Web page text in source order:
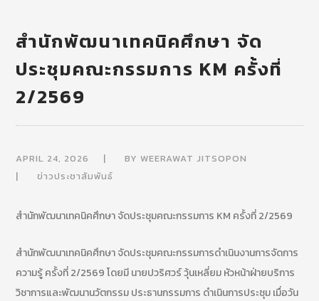
สำนักพัฒนาเทคนิคศึกษา จัด
ประชุมคณะกรรมการ KM ครั้งที่
2/2569
APRIL 24, 2026 BYWEERAWAT JITSOPON
ข่าวประชาสัมพันธ์
สำนักพัฒนาเทคนิคศึกษา จัดประชุมคณะกรรมการ KM ครั้งที่ 2/2569
สำนักพัฒนาเทคนิคศึกษา จัดประชุมคณะกรรมการดำเนินงานการจัดการ
ความรู้ ครั้งที่ 2/2569 โดยมี นายปวริศวร์ วุ้นเหลี่ยม หัวหน้าฝ่ายบริการ
วิชาการและพัฒนานวัตกรรม ประธานกรรมการ ดำเนินการประชุม เมื่อวัน